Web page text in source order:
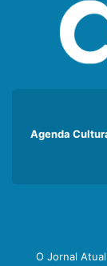
Agenda
O Jornal